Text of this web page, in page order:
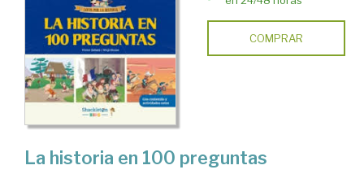
COMPRAR
La historia en 100 preguntas